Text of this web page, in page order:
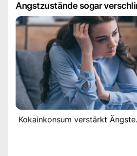
Angstzustände sogar
Kokainkonsum verstärkt